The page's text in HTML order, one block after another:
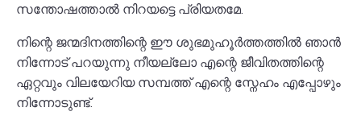
സന്തോഷത്താൽ നിറയട്ടെ പ്രിയതമേ.
നിന്റെ ജന്മദിനത്തിന്റെ ഈ ശുഭമുഹൂർത്തത്തിൽ ഞാൻ
നിന്നോട് പറയുന്നു നീയല്ലോ എന്റെ ജീവിതത്തിന്റെ
ഏറ്റവും വിലയേറിയ സമ്പത്ത് എന്റെ സ്നേഹം എപ്പോഴും
നിന്നോടുണ്ട്.